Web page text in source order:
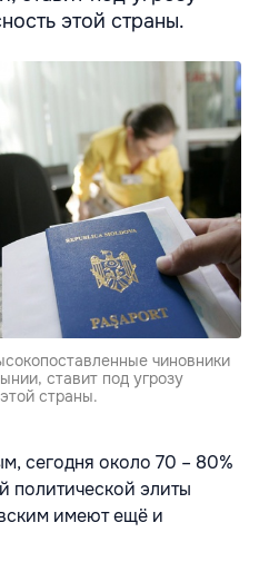
этой страны.
чиновники
ставит под угрозу
страны.
сегодня около 70 – 80%
политической элиты
имеют ещё и